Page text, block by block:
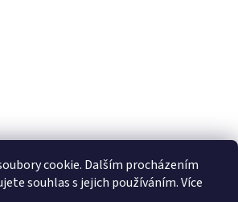
cookie. Dalším procházením
souhlas s jejich používáním. Více